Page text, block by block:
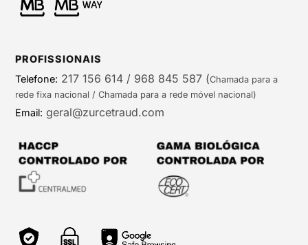
PROFISSIONAIS
Telefone: 217 156 614 / 968 845 587 (Chamada para a
rede fixa nacional / Chamada para a rede móvel nacional)
Email: geral@zurcetraud.com